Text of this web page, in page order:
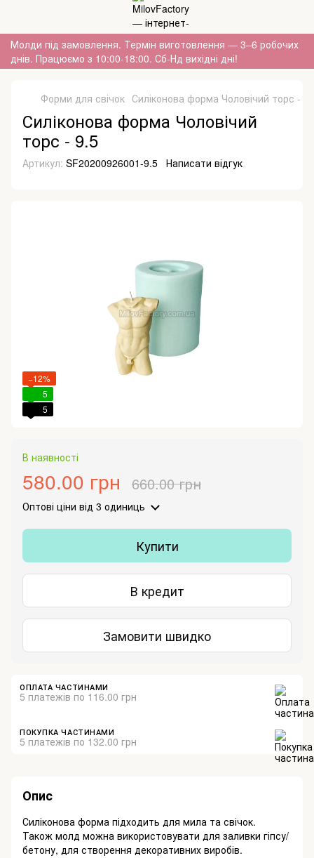
Молди під замовлення. Термін виготовлення — 3–6 робочих
днів. Працюємо з 10:00-18:00. Сб-Нд вихідні дні!
Форми для свічок Силіконова форма Чоловічий торс -
Силіконова форма Чоловічий
торс - 9.5
Артикул: SF20200926001-9.5 Написати відгук
−12%
5
5
В наявності
580.00 грн 660.00 грн
Оптові ціни від 3 одиниць
Купити
В кредит
Замовити швидко
ОПЛАТА ЧАСТИНАМИ
5 платежів по 116.00 грн
ПОКУПКА ЧАСТИНАМИ
5 платежів по 132.00 грн
Опис
Силіконова форма підходить для мила та свічок.
Також молд можна використовувати для заливки гіпсу/
бетону, для створення декоративних виробів.